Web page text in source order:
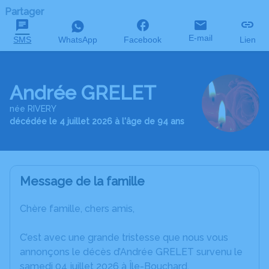
Partager
SMS WhatsApp Facebook E-mail Lien
Andrée GRELET
née RIVERY
décédée le 4 juillet 2026 à l'âge de 94 ans
Message de la famille
Chère famille, chers amis,
C’est avec une grande tristesse que nous vous
annonçons le décès d’Andrée GRELET survenu le
samedi 04 juillet 2026 à Île-Bouchard.